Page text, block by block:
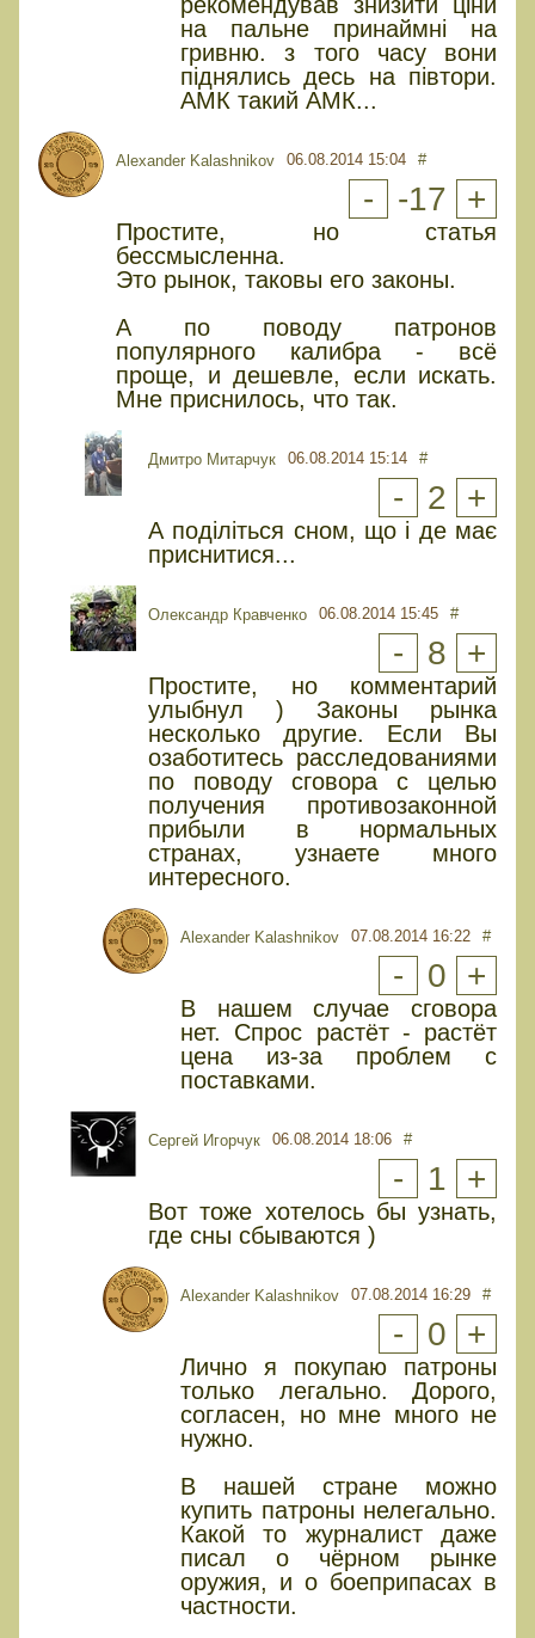
на пальне принаймні на
гривню. з того часу вони
піднялись десь на півтори.
АМК такий АМК...
Alexander Kalashnikov 06.08.2014 15:04 #
- -17 +
Простите, но статья
бессмысленна.
Это рынок, таковы его законы.
А по поводу патронов
популярного калибра - всё
проще, и дешевле, если искать.
Мне приснилось, что так.
Дмитро Митарчук 06.08.2014 15:14 #
- 2 +
А поділіться сном, що і де має
приснитися...
Олександр Кравченко 06.08.2014 15:45 #
- 8 +
Простите, но комментарий
улыбнул ) Законы рынка
несколько другие. Если Вы
озаботитесь расследованиями
по поводу сговора с целью
получения противозаконной
прибыли в нормальных
странах, узнаете много
интересного.
Alexander Kalashnikov 07.08.2014 16:22 #
- 0 +
В нашем случае сговора
нет. Спрос растёт - растёт
цена из-за проблем с
поставками.
Сергей Игорчук 06.08.2014 18:06 #
- 1 +
Вот тоже хотелось бы узнать,
где сны сбываются )
Alexander Kalashnikov 07.08.2014 16:29 #
- 0 +
Лично я покупаю патроны
только легально. Дорого,
согласен, но мне много не
нужно.
В нашей стране можно
купить патроны нелегально.
Какой то журналист даже
писал о чёрном рынке
оружия, и о боеприпасах в
частности.